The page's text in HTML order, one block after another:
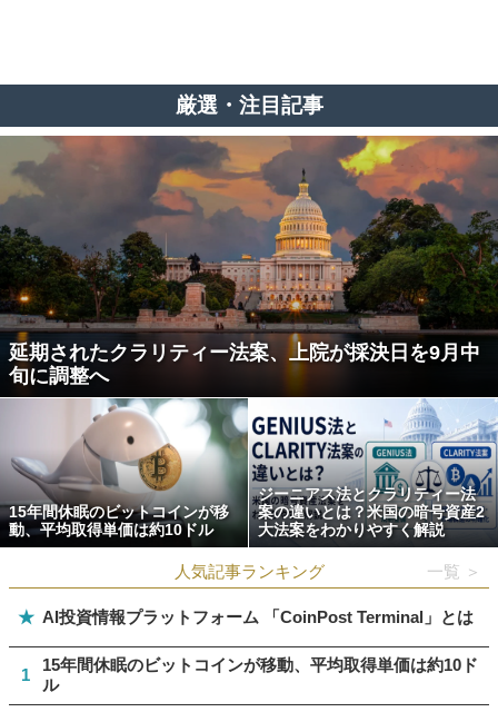
厳選・注目記事
延期されたクラリティー法案、上院が採決日を9月中
旬に調整へ
15年間休眠のビットコインが移
動、平均取得単価は約10ドル
ジーニアス法とクラリティー法
案の違いとは？米国の暗号資産2
大法案をわかりやすく解説
人気記事ランキング 一覧 ＞
★ AI投資情報プラットフォーム 「CoinPost Terminal」とは
1
15年間休眠のビットコインが移動、平均取得単価は約10ド
ル